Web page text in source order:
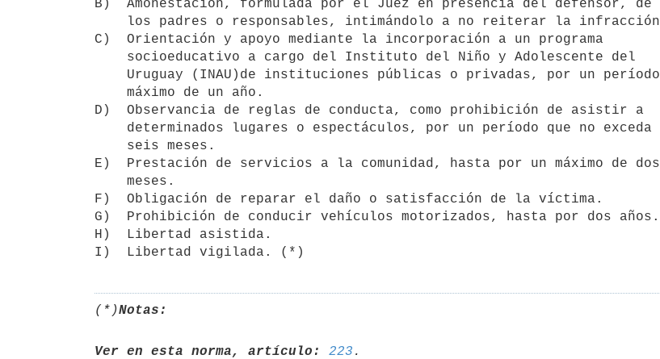
B)  Amonestación, formulada por el Juez en presencia del defensor, de
C)  Orientación y apoyo mediante la incorporación a un programa
D)  Observancia de reglas de conducta, como prohibición de asistir a
E)  Prestación de servicios a la comunidad, hasta por un máximo de dos
F)  Obligación de reparar el daño o satisfacción de la víctima.
G)  Prohibición de conducir vehículos motorizados, hasta por dos años.
H)  Libertad asistida.
(*)Notas:
Ver en esta norma, artículo: 223